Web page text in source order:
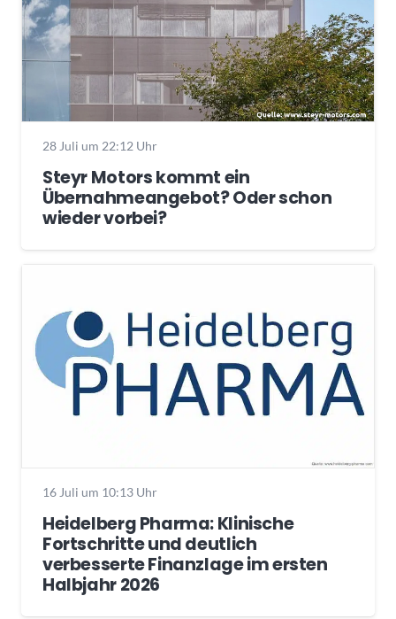
28 Juli um 22:12 Uhr
Steyr Motors kommt ein
Übernahmeangebot? Oder schon
wieder vorbei?
16 Juli um 10:13 Uhr
Heidelberg Pharma: Klinische
Fortschritte und deutlich
verbesserte Finanzlage im ersten
Halbjahr 2026